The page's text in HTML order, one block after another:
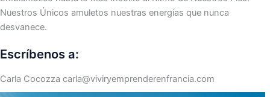
Nuestros Únicos amuletos nuestras energías que nunca
desvanece.
Escríbenos a:
Carla Cocozza carla@viviryemprenderenfrancia.com